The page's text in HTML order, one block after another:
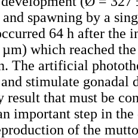
spawning by a
64 h after the
which reached
The artificial
stimulate gonadal
result that must be
important step in
of the